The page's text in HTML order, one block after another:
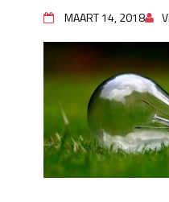
MAART 14, 2018